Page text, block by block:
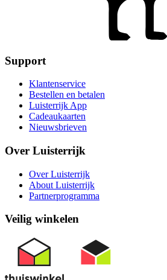
Support
Klantenservice
Bestellen en betalen
Luisterrijk App
Cadeaukaarten
Nieuwsbrieven
Over Luisterrijk
Over Luisterrijk
About Luisterrijk
Partnerprogramma
Veilig winkelen